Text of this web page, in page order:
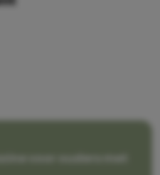
voor ouders met